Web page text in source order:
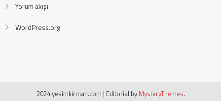
Yorum akışı
WordPress.org
2024 yesimkirman.com | Editorial by MysteryThemes.